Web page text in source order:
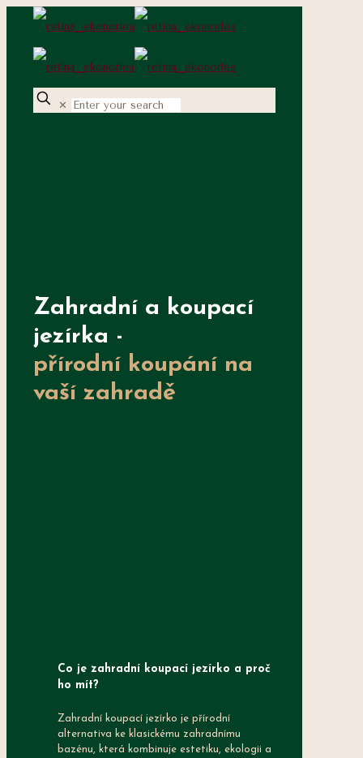
✕
Zahradní a koupací
jezírka -
přírodní koupání na
vaší zahradě
Co je zahradní koupací jezírko a proč
ho mít?
Zahradní koupací jezírko je přírodní
alternativa ke klasickému zahradnímu
bazénu, která kombinuje estetiku, ekologii a